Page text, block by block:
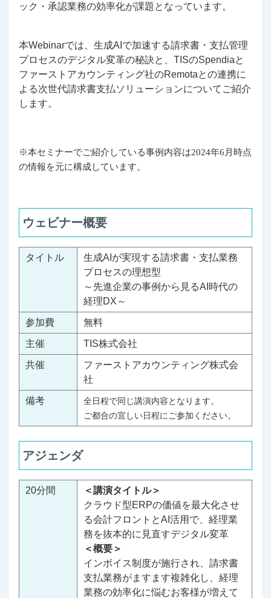
ック・承認業務の効率化が課題となっています。
本Webinarでは、生成AIで加速する請求書・支払管理
プロセスのデジタル変革の秘訣と、TISのSpendiaと
ファーストアカウンティング社のRemotaとの連携に
よる次世代請求書支払ソリューションについてご紹介
します。
※本セミナーでご紹介している事例内容は2024年6 月時点
の情報を元に構成しています。
ウェビナー概要
タイトル
生成AIが実現する請求書・支払業務
プロセスの理想型
～先進企業の事例から見るAI時代の
経理DX～
参加費 無料
主催 TIS株式会社
共催
ファーストアカウンティング株式会
社
備考
全日程で同じ講演内容となります。
ご都合の宜しい日程にご参加ください。
アジェンダ
20分間
＜講演タイトル＞
クラウド型ERPの価値を最大化させ
る会計フロントとAI活用で、経理業
務を抜本的に見直すデジタル変革
＜概要＞
インボイス制度が施行され、請求書
支払業務がますます複雑化し、経理
業務の効率化に悩むお客様が増えて